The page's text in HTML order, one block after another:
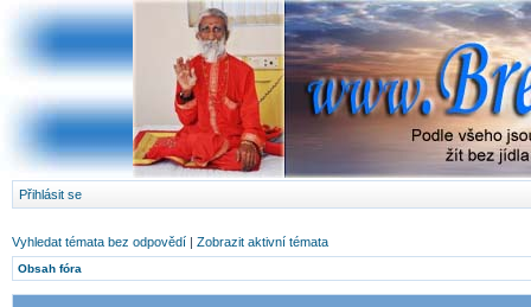
Přihlásit se
Vyhledat témata bez odpovědí | Zobrazit aktivní témata
Obsah fóra